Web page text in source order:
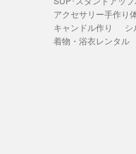
アクセサリー手作り
キャンドル作り
シ
着物・浴衣レンタル